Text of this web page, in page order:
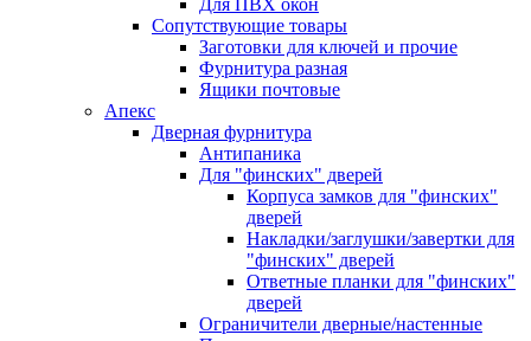
Для ПВХ окон
Сопутствующие товары
Заготовки для ключей и прочие
Фурнитура разная
Ящики почтовые
Апекс
Дверная фурнитура
Антипаника
Для "финских" дверей
Корпуса замков для "финских"
дверей
Накладки/заглушки/завертки для
"финских" дверей
Ответные планки для "финских"
дверей
Ограничители дверные/настенные